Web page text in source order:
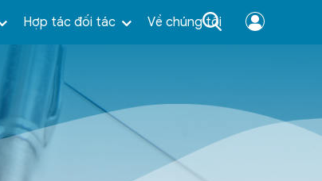
Hợp tác đối tác Về chúng tôi